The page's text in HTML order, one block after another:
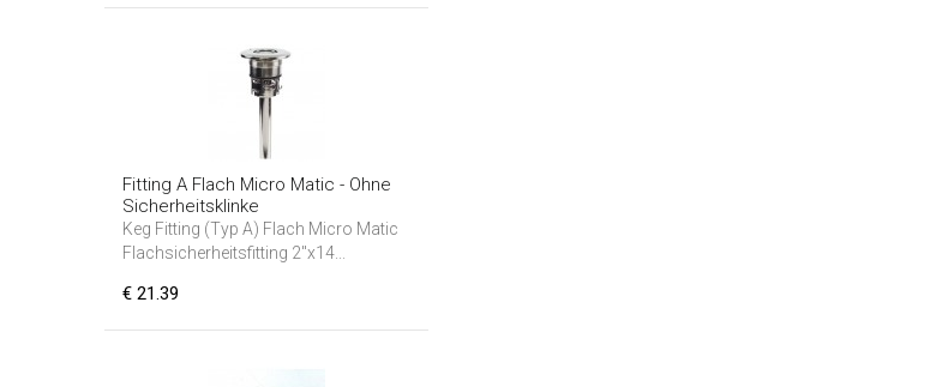
Fitting A Flach Micro Matic - Ohne
Sicherheitsklinke
Keg Fitting (Typ A) Flach Micro Matic
Flachsicherheitsfitting 2"x14...
€ 21.39